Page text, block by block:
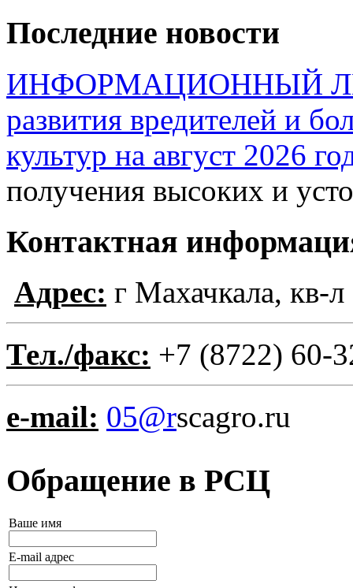
Последние новости
ИНФОРМАЦИОННЫЙ
развития вредителей и
культур на август 2026
получения высоких и
Контактная
Адрес: г Махачкала, кв-
Тел./факс: +7 (8722) 60-
e-mail: 05@rscagro.ru
Обращение в РСЦ
Ваше имя
E-mail адрес